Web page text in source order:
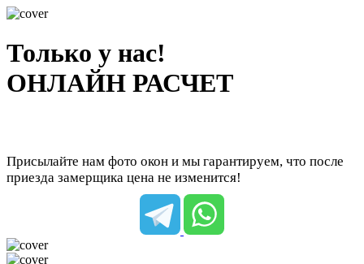
Только у нас!
ОНЛАЙН РАСЧЕТ
Присылайте нам фото окон и мы гарантируем, что после
приезда замерщика цена не изменится!